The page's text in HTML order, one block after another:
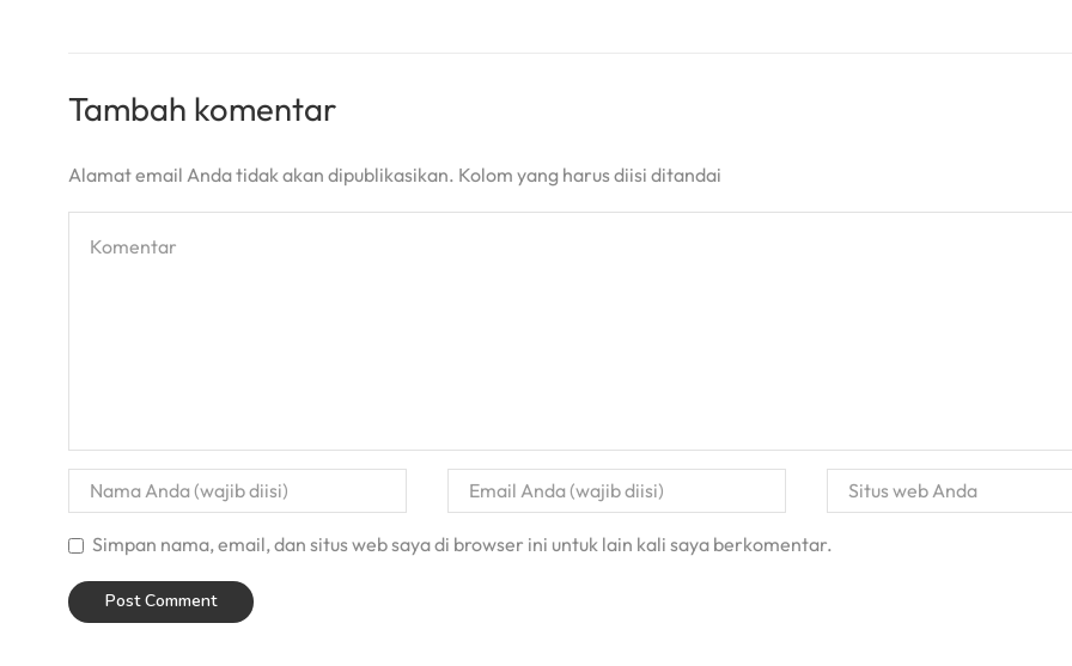
Tambah komentar
Alamat email Anda tidak akan dipublikasikan. Kolom yang harus diisi ditandai
Simpan nama, email, dan situs web saya di browser ini untuk lain kali saya berkomentar.